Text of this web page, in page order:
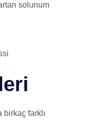
solunum
birkaç farklı